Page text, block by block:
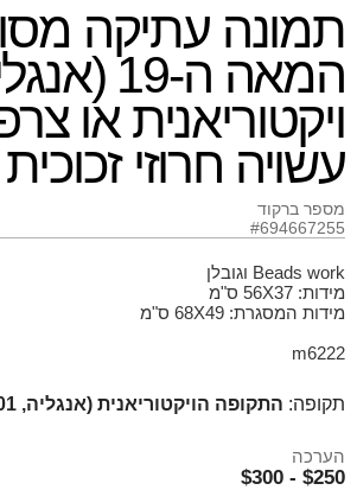
תמונה עתיקה
המאה ה-19
ויקטוריאנית או
עשויה חרוזי זכוכית
מספר ברקוד
#694667255
Beads work וגובלן
מידות: 56X37 ס"מ
מידות המסגרת: 68X49 ס"מ
m6222
תקופה: התקופה הויקטוריאנית (אנגליה, 1837-1901)
הערכה
$250 - $300